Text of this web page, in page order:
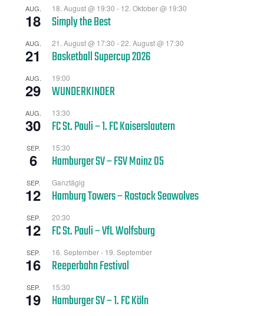
AUG.
18
18. August @ 19:30 - 12. Oktober @ 19:30
Simply the Best
AUG.
21
21. August @ 17:30 -22. August @ 17:30
Basketball Supercup 2026
AUG.
29
19:00
WUNDERKINDER
AUG.
30
13:30
FC St. Pauli – 1. FC Kaiserslautern
SEP.
6
15:30
Hamburger SV – FSV Mainz 05
SEP.
12
Ganztägig
Hamburg Towers – Rostock Seawolves
SEP.
12
20:30
FC St. Pauli – VfL Wolfsburg
SEP.
16
16. September- 19. September
Reeperbahn Festival
SEP.
19
15:30
Hamburger SV – 1. FC Köln